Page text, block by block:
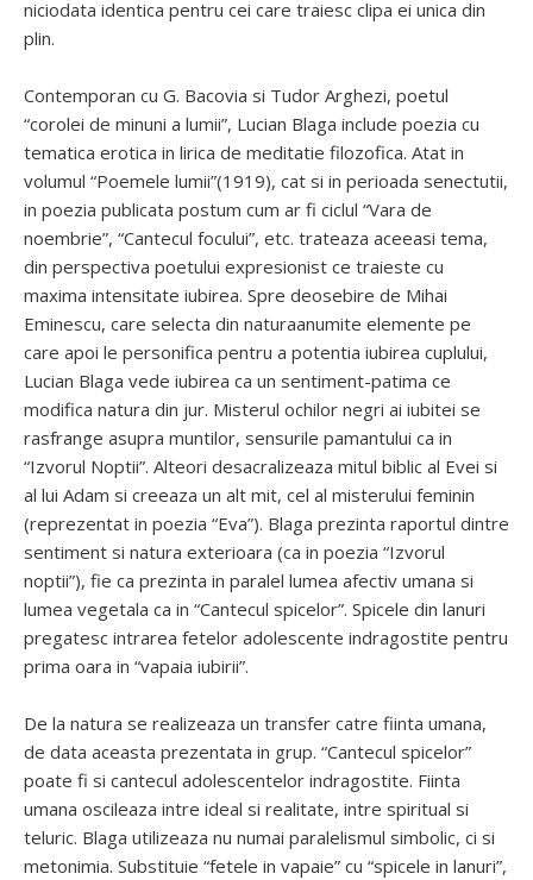
niciodata identica pentru cei care traiesc clipa ei unica din
plin.
Contemporan cu G. Bacovia si Tudor Arghezi, poetul
“corolei de minuni a lumii”, Lucian Blaga include poezia cu
tematica erotica in lirica de meditatie filozofica. Atat in
volumul “Poemele lumii”(1919), cat si in perioada senectutii,
in poezia publicata postum cum ar fi ciclul “Vara de
noembrie”, “Cantecul focului”, etc. trateaza aceeasi tema,
din perspectiva poetului expresionist ce traieste cu
maxima intensitate iubirea. Spre deosebire de Mihai
Eminescu, care selecta din naturaanumite elemente pe
care apoi le personifica pentru a potentia iubirea cuplului,
Lucian Blaga vede iubirea ca un sentiment-patima ce
modifica natura din jur. Misterul ochilor negri ai iubitei se
rasfrange asupra muntilor, sensurile pamantului ca in
“Izvorul Noptii”. Alteori desacralizeaza mitul biblic al Evei si
al lui Adam si creeaza un alt mit, cel al misterului feminin
(reprezentat in poezia “Eva”). Blaga prezinta raportul dintre
sentiment si natura exterioara (ca in poezia “Izvorul
noptii”), fie ca prezinta in paralel lumea afectiv umana si
lumea vegetala ca in “Cantecul spicelor”. Spicele din lanuri
pregatesc intrarea fetelor adolescente indragostite pentru
prima oara in “vapaia iubirii”.
De la natura se realizeaza un transfer catre fiinta umana,
de data aceasta prezentata in grup. “Cantecul spicelor”
poate fi si cantecul adolescentelor indragostite. Fiinta
umana oscileaza intre ideal si realitate, intre spiritual si
teluric. Blaga utilizeaza nu numai paralelismul simbolic, ci si
metonimia. Substituie “fetele in vapaie” cu “spicele in lanuri”,